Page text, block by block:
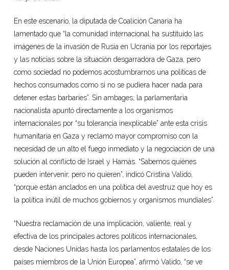
En este escenario, la diputada de Coalición Canaria ha
lamentado que “la comunidad internacional ha sustituido las
imágenes de la invasión de Rusia en Ucrania por los reportajes
y las noticias sobre la situación desgarradora de Gaza, pero
como sociedad no podemos acostumbrarnos una políticas de
hechos consumados como si no se pudiera hacer nada para
detener estas barbaries”. Sin ambages, la parlamentaria
nacionalista apuntó directamente a los organismos
internacionales por “su tolerancia inexplicable” ante esta crisis
humanitaria en Gaza y reclamó mayor compromiso con la
necesidad de un alto el fuego inmediato y la negociación de una
solución al conflicto de Israel y Hamás. “Sabemos quiénes
pueden intervenir, pero no quieren”, indicó Cristina Valido,
“porque están anclados en una política del avestruz que hoy es
la política inútil de muchos gobiernos y organismos mundiales”.
“Nuestra reclamación de una implicación, valiente, real y
efectiva de los principales actores políticos internacionales,
desde Naciones Unidas hasta los parlamentos estatales de los
países miembros de la Unión Europea”, afirmó Valido, “se ve